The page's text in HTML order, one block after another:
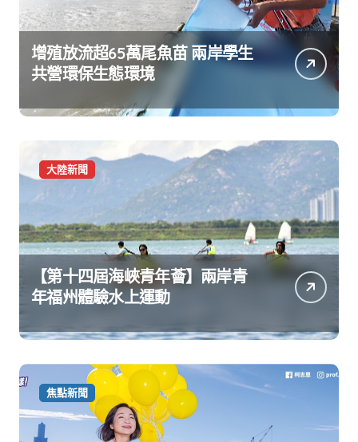
增殖放流超65萬尾魚苗 兩岸學生
共營環保生態環境
大陸新聞
【第十四屆海峽青年薈】兩岸青
年福州體驗水上運動
焦點新聞